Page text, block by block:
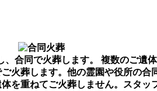
、合同で火葬します。 複数のご遺
火葬します。他の霊園や役所の合
を重ねてご火葬しません。スタッ